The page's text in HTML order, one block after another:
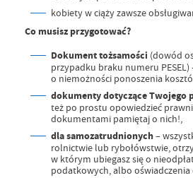
kobiety w ciąży zawsze
Co musisz przygotować?
Dokument tożsamości (dowód
przypadku braku numeru
o niemożności ponoszenia
dokumenty dotyczące Twojego
też po prostu opowiedzieć
dokumentami pamiętaj o nich!,
dla samozatrudnionych–
rolnictwie lub rybołówstwie,
w którym ubiegasz się o
podatkowych, albo